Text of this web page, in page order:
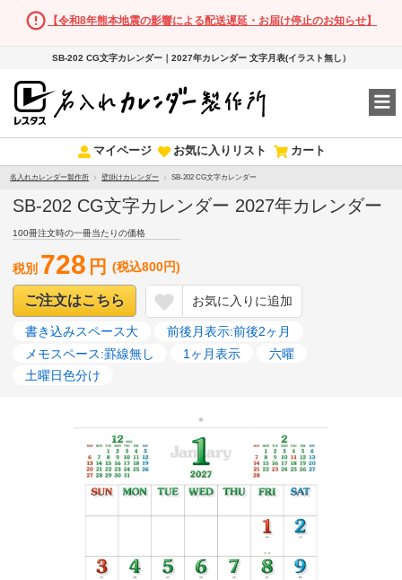
【令和8年熊本地震の影響による配送遅延・お届け停止のお知らせ】
SB-202 CG文字カレンダー｜2027年カレンダー 文字月表(イラスト無し）
マイページ お気に入りリスト カート
名入れカレンダー製作所 壁掛けカレンダー SB-202 CG文字カレンダー
SB-202 CG文字カレンダー 2027年カレンダー
100冊注文時の一冊当たりの価格
税別 728 円 (税込800円)
ご注文はこちら お気に入りに追加
書き込みスペース大
前後月表示:前後2ヶ月
メモスペース:罫線無し
1ヶ月表示
六曜
土曜日色分け